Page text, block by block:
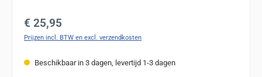
Normale prijs:
€ 25,95
Prijzen incl. BTW en excl. verzendkosten
Beschikbaar in 3 dagen, levertijd 1-3 dagen